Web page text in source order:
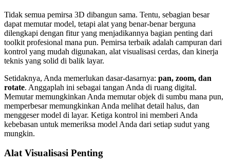
Tidak semua pemirsa 3D dibangun sama. Tentu, sebagian besar
dapat memutar model, tetapi alat yang benar-benar berguna
dilengkapi dengan fitur yang menjadikannya bagian penting dari
toolkit profesional mana pun. Pemirsa terbaik adalah campuran dari
kontrol yang mudah digunakan, alat visualisasi cerdas, dan kinerja
teknis yang solid di balik layar.
Setidaknya, Anda memerlukan dasar-dasarnya: pan, zoom, dan
rotate. Anggaplah ini sebagai tangan Anda di ruang digital.
Memutar memungkinkan Anda memutar objek di sumbu mana pun,
memperbesar memungkinkan Anda melihat detail halus, dan
menggeser model di layar. Ketiga kontrol ini memberi Anda
kebebasan untuk memeriksa model Anda dari setiap sudut yang
mungkin.
Alat Visualisasi Penting